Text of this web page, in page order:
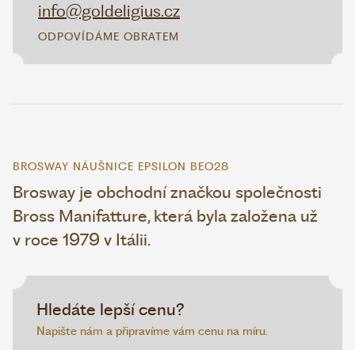
info@goldeligius.cz
ODPOVÍDÁME OBRATEM
BROSWAY NÁUŠNICE EPSILON BEO28
Brosway je obchodní značkou společnosti
Bross Manifatture, která byla založena už
v roce 1979 v Itálii.
Hledáte lepší cenu?
Napište nám a připravíme vám cenu na míru.